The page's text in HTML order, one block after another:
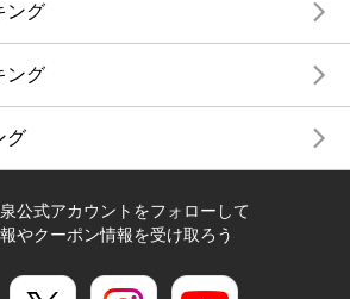
ング
ング
グ
公式アカウントをフォローして
やクーポン情報を受け取ろう